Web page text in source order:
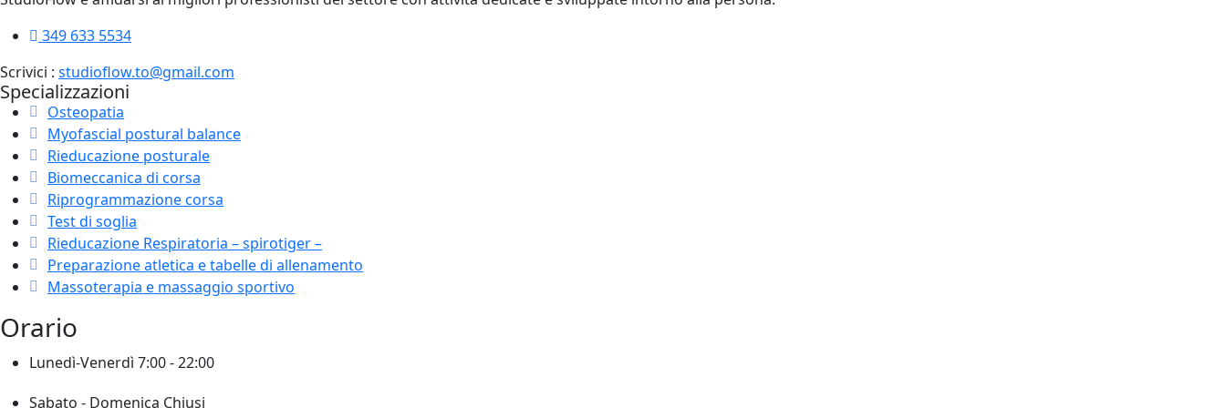
349 633 5534
Scrivici : studioflow.to@gmail.com
Specializzazioni
Osteopatia
Myofascial postural balance
Rieducazione posturale
Biomeccanica di corsa
Riprogrammazione corsa
Test di soglia
Rieducazione Respiratoria – spirotiger –
Preparazione atletica e tabelle di allenamento
Massoterapia e massaggio sportivo
Orario
Lunedì-Venerdì 7:00 - 22:00
Sabato - Domenica Chiusi